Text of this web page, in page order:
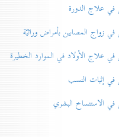
علاج الدورة
المصابين بأمراض وراثيّة
الأولاد في الموارد الخطيرة
إثبات النسب
البشري